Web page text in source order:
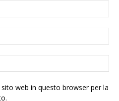
web in questo browser per la